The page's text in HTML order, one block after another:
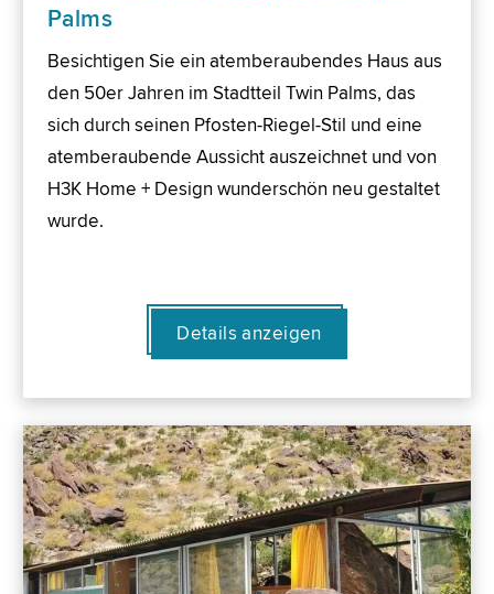
Palms
Besichtigen Sie ein atemberaubendes Haus aus
den 50er Jahren im Stadtteil Twin Palms, das
sich durch seinen Pfosten-Riegel-Stil und eine
atemberaubende Aussicht auszeichnet und von
H3K Home + Design wunderschön neu gestaltet
wurde.
Details anzeigen